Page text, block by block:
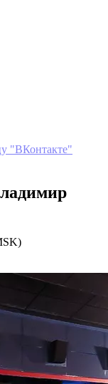
"ВКонтакте"